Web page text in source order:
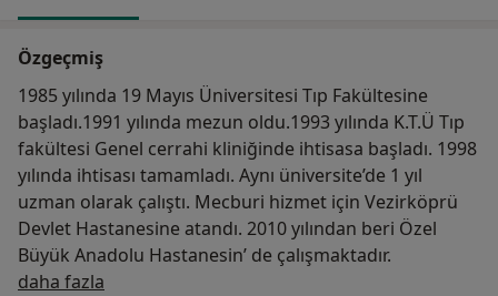
Özgeçmiş
1985 yılında 19 Mayıs Üniversitesi Tıp Fakültesine
başladı.1991 yılında mezun oldu.1993 yılında K.T.Ü Tıp
fakültesi Genel cerrahi kliniğinde ihtisasa başladı. 1998
yılında ihtisası tamamladı. Aynı üniversite’de 1 yıl
uzman olarak çalıştı. Mecburi hizmet için Vezirköprü
Devlet Hastanesine atandı. 2010 yılından beri Özel
Büyük Anadolu Hastanesin’ de çalışmaktadır.
daha fazla